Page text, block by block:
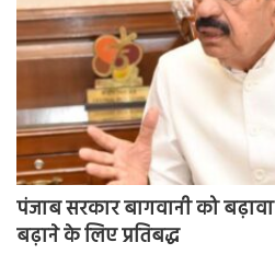
पंजाब सरकार बागवानी को
बढ़ाने के लिए प्रतिबद्ध